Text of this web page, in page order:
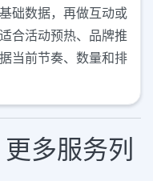
础数据，再做互动或
合活动预热、品牌推
当前节奏、数量和排
多服务列